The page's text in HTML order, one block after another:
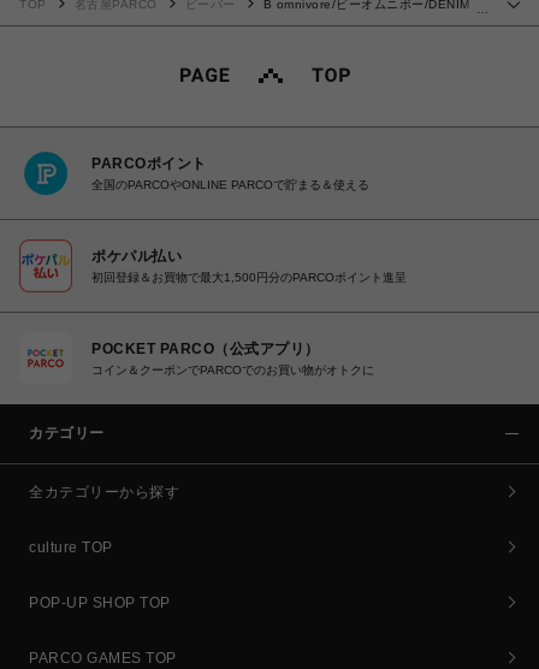
…
TOP 名古屋PARCO ビーバー
B omnivore/ビーオムニボー/DENIM
PARCOポイント
全国のPARCOやONLINE PARCOで貯まる＆使える
ポケパル払い
初回登録＆お買物で最大1,500円分のPARCOポイント進呈
POCKET PARCO（公式アプリ）
コイン＆クーポンでPARCOでのお買い物がオトクに
カテゴリー
全カテゴリーから探す
culture TOP
POP-UP SHOP TOP
PARCO GAMES TOP